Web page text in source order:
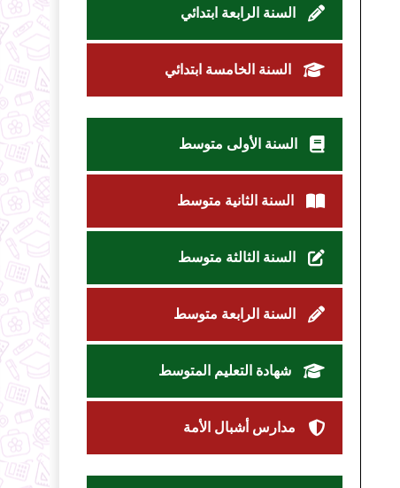
السنة الرابعة ابتدائي
السنة الخامسة ابتدائي
السنة الأولى متوسط
السنة الثانية متوسط
السنة الثالثة متوسط
السنة الرابعة متوسط
شهادة التعليم المتوسط
مدارس أشبال الأمة